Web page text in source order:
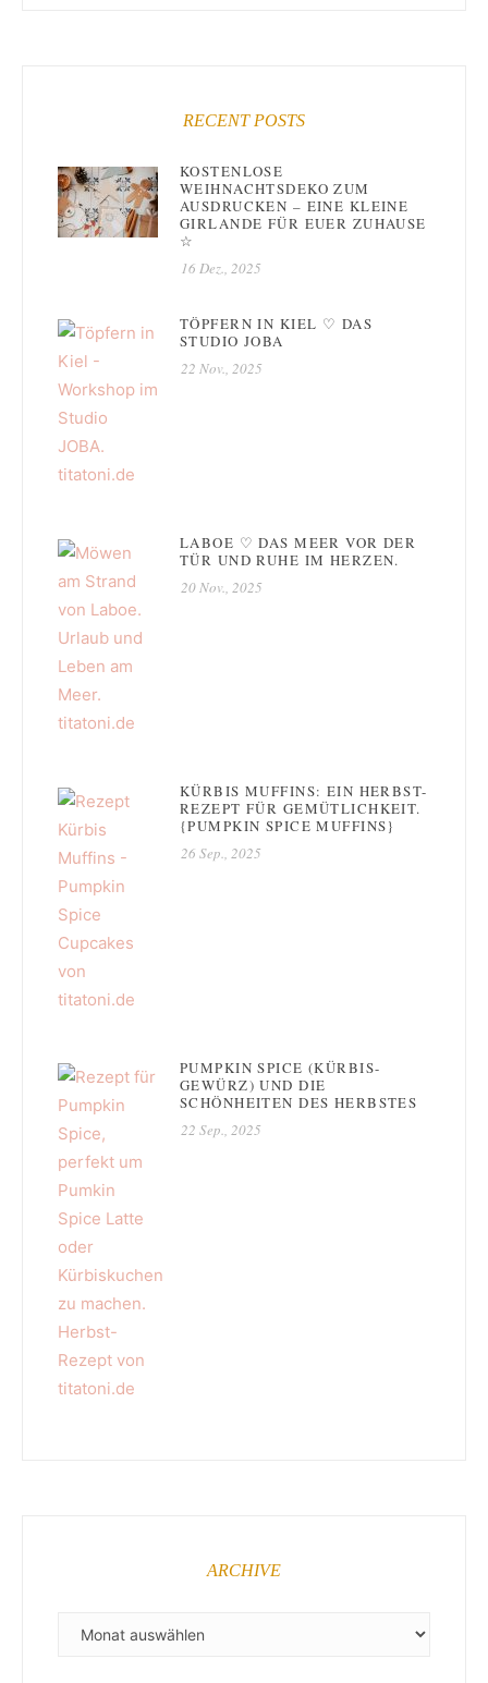
RECENT POSTS
KOSTENLOSE
WEIHNACHTSDEKO ZUM
AUSDRUCKEN – EINE KLEINE
GIRLANDE FÜR EUER ZUHAUSE
☆
16 Dez., 2025
TÖPFERN IN KIEL ♡ DAS
STUDIO JOBA
22 Nov., 2025
LABOE ♡ DAS MEER VOR DER
TÜR UND RUHE IM HERZEN.
20 Nov., 2025
KÜRBIS MUFFINS: EIN HERBST-
REZEPT FÜR GEMÜTLICHKEIT.
{PUMPKIN SPICE MUFFINS}
26 Sep., 2025
PUMPKIN SPICE (KÜRBIS-
GEWÜRZ) UND DIE
SCHÖNHEITEN DES HERBSTES
22 Sep., 2025
ARCHIVE
ARCHIVE